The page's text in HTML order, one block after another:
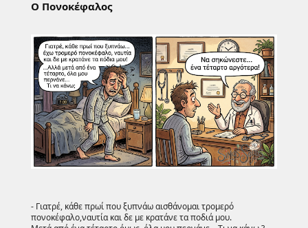
Ο Πονοκέφαλος
- Γιατρέ, κάθε πρωί που ξυπνάω αισθάνομαι τρομερό
πονοκέφαλο,ναυτία και δε με κρατάνε τα ποδιά μου.